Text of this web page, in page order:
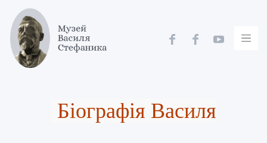
content
Біографія Василя